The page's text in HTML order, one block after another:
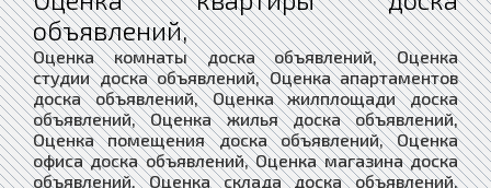
объявлений,
Оценка комнаты доска объявлений, Оценка
студии доска объявлений, Оценка апартаментов
доска объявлений, Оценка жилплощади доска
объявлений, Оценка жилья доска объявлений,
Оценка помещения доска объявлений, Оценка
офиса доска объявлений, Оценка магазина доска
объявлений, Оценка склада доска объявлений,